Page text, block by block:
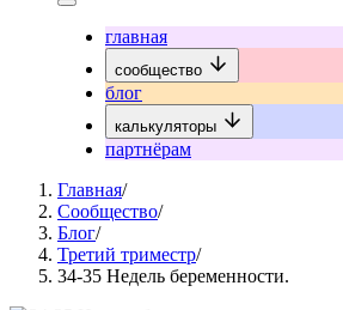
главная
сообщество
блог
калькуляторы
партнёрам
Главная/
Сообщество/
Блог/
Третий триместр/
34-35 Недель беременности.